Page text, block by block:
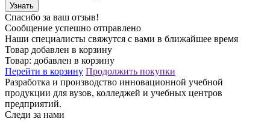
Узнать
Спасибо за ваш отзыв!
Сообщение успешно отправлено
Наши специалисты свяжутся с вами в ближайшее время
Товар добавлен в корзину
Товар: добавлен в корзину
Перейти в корзину Продолжить покупки
Разработка и производство инновационной учебной
продукции для вузов, колледжей и учебных центров
предприятий.
Следи за нами